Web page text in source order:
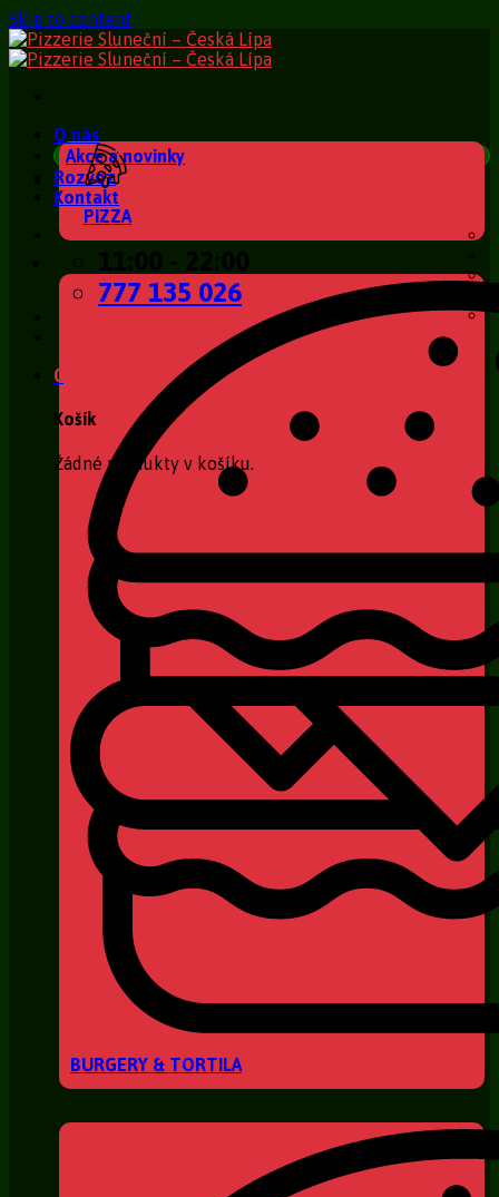
Skip to content
O nás
Akce a novinky
Rozvoz
Kontakt
11:00 - 22:00
777 135 026
0
Košík
Žádné produkty v košíku.
PIZZA
BURGERY & TORTILA